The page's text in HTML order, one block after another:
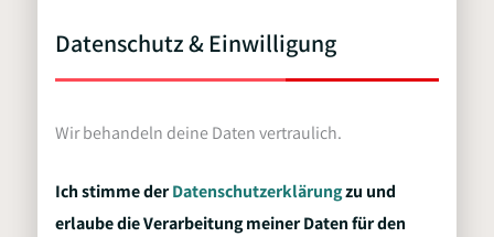
Datenschutz & Einwilligung
Wir behandeln deine Daten vertraulich.
Ich stimme derDatenschutzerklärungzu und
erlaube die Verarbeitung meiner Daten für den